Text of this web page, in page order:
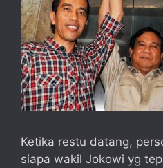
Ketika restu datang,
siapa wakil Jokowi yg